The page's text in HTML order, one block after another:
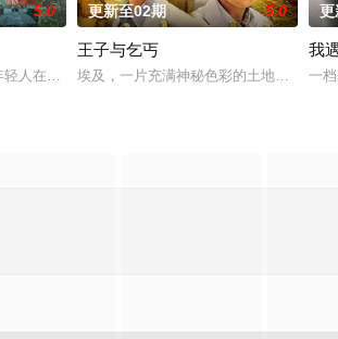
5.0
人在经历人生终点后，寻找真爱的故事。
更新至02期 5.0
王子与乞丐
埃及，一片充满神秘色彩的土地，数千年
更
我
一